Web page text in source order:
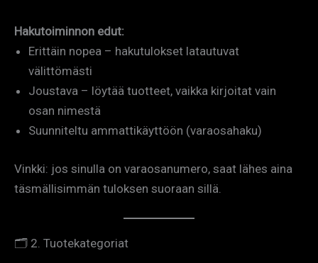
Hakutoiminnon edut:
Erittäin nopea – hakutulokset latautuvat
välittömästi
Joustava – löytää tuotteet, vaikka kirjoitat vain
osan nimestä
Suunniteltu ammattikäyttöön (varaosahaku)
Vinkki: jos sinulla on varaosanumero, saat lähes aina
täsmällisimmän tuloksen suoraan sillä.
🗂️ 2. Tuotekategoriat